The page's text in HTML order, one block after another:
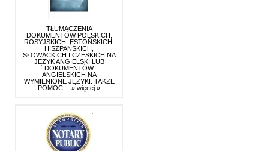
TŁUMACZENIA
DOKUMENTÓW POLSKICH,
ROSYJSKICH, ESTOŃSKICH,
HISZPAŃSKICH,
SŁOWACKICH I CZESKICH NA
JĘZYK ANGIELSKI LUB
DOKUMENTÓW
ANGIELSKICH NA
WYMIENIONE JĘZYKI. TAKŻE
POMOC… » więcej »